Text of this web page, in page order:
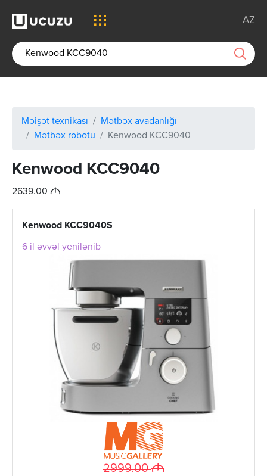
AZ
Məişət texnikası
Mətbəx avadanlığı
Mətbəx robotu
Kenwood KCC9040
Kenwood KCC9040
2639.00 M
Kenwood KCC9040S
6 il əvvəl yenilənib
2999.00M